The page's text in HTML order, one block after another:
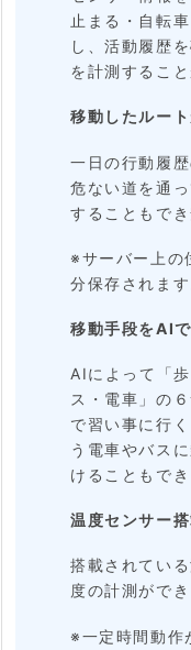
止まる・自転
し、活動履歴
を計測すること
移動したルー
一日の行動履
危ない道を通
することもでき
※サーバー上の
分保存されます
移動手段をAI
AIによって「
ス・電車」の
で習い事に行
う電車やバス
けることもでき
温度センサー
搭載されてい
度の計測ができ
※一定時間動作